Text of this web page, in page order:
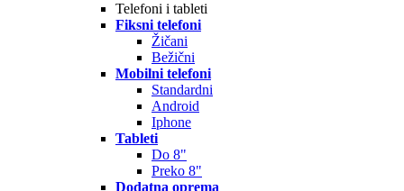
Telefoni i tableti
Fiksni telefoni
Žičani
Bežični
Mobilni telefoni
Standardni
Android
Iphone
Tableti
Do 8"
Preko 8"
Dodatna oprema